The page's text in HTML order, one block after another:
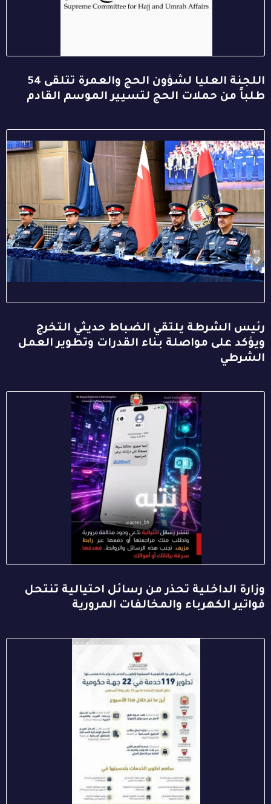
اللجنة العليا لشؤون الحج والعمرة تتلقى 54
طلباً من حملات الحج لتسيير الموسم القادم
رئيس الشرطة يلتقي الضباط حديثي التخرج
ويؤكد على مواصلة بناء القدرات وتطوير العمل
الشرطي
وزارة الداخلية تحذر من رسائل احتيالية تنتحل
فواتير الكهرباء والمخالفات المرورية